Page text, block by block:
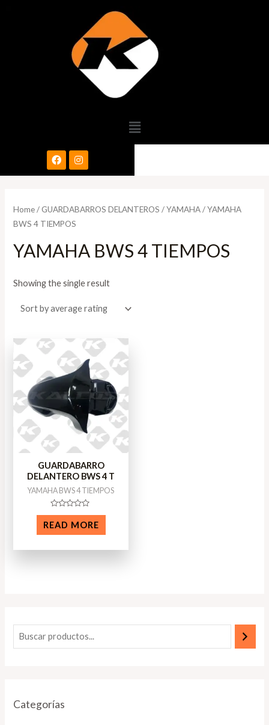
Categorías
Home/ GUARDABARROS DELANTEROS /YAMAHA/ YAMAHA
BWS 4 TIEMPOS
YAMAHA BWS 4 TIEMPOS
Showing the single result
GUARDABARRO
DELANTERO BWS 4 T
YAMAHA BWS 4 TIEMPOS
Rated
0
out
of
READ MORE